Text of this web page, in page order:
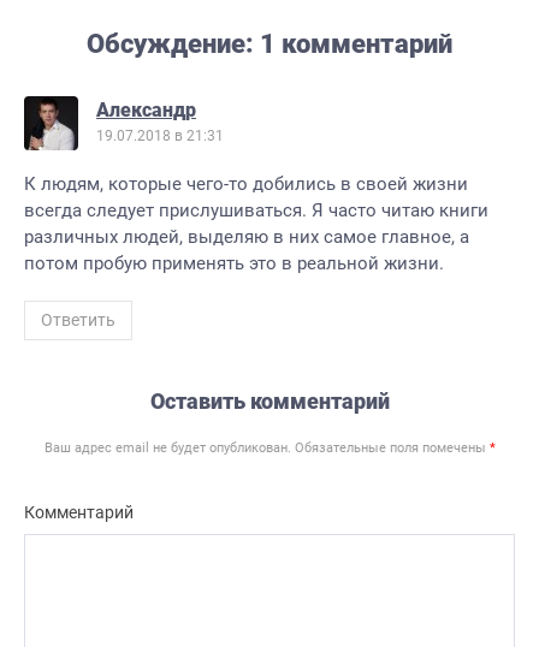
Обсуждение: 1 комментарий
Александр
19.07.2018 в 21:31
К людям, которые чего-то добились в своей жизни
всегда следует прислушиваться. Я часто читаю книги
различных людей, выделяю в них самое главное, а
потом пробую применять это в реальной жизни.
Ответить
Оставить комментарий
Ваш адрес email не будет опубликован. Обязательные поля помечены *
Комментарий